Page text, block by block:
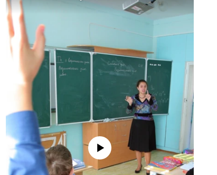
No media source currently available